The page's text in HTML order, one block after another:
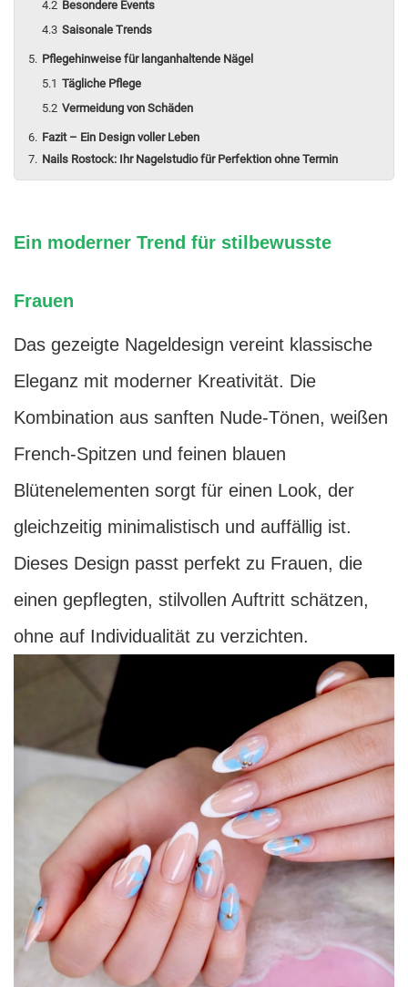
Besondere Events
Saisonale Trends
Pflegehinweise für langanhaltende Nägel
Tägliche Pflege
Vermeidung von Schäden
Fazit – Ein Design voller Leben
Nails Rostock: Ihr Nagelstudio für Perfektion ohne Termin
Ein moderner Trend für stilbewusste
Frauen
Das gezeigte Nageldesign vereint klassische
Eleganz mit moderner Kreativität. Die
Kombination aus sanften Nude-Tönen, weißen
French-Spitzen und feinen blauen
Blütenelementen sorgt für einen Look, der
gleichzeitig minimalistisch und auffällig ist.
Dieses Design passt perfekt zu Frauen, die
einen gepflegten, stilvollen Auftritt schätzen,
ohne auf Individualität zu verzichten.